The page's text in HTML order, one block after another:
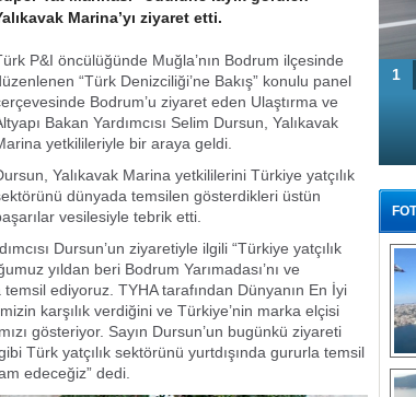
Marina’yı ziyaret etti.
P&I öncülüğünde Muğla’nın Bodrum ilçesinde
“Türk Denizciliği’ne Bakış” konulu panel
Bodrum’u ziyaret eden Ulaştırma ve
Bakan Yardımcısı Selim Dursun, Yalıkavak
yetkilileriyle bir araya geldi.
Yalıkavak Marina yetkililerini Türkiye yatçılık
dünyada temsilen gösterdikleri üstün
vesilesiyle tebrik etti.
Dursun’un ziyaretiyle ilgili “Türkiye yatçılık
yıldan beri Bodrum Yarımadası’nı ve
ediyoruz. TYHA tarafından Dünyanın En İyi
karşılık verdiğini ve Türkiye’nin marka elçisi
gösteriyor. Sayın Dursun’un bugünkü ziyareti
Türk yatçılık sektörünü yurtdışında gururla temsil
edeceğiz” dedi.
1